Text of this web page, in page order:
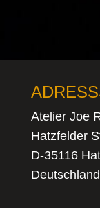
Atelier Joe
Hatzfelder
D-35116
Deutschland